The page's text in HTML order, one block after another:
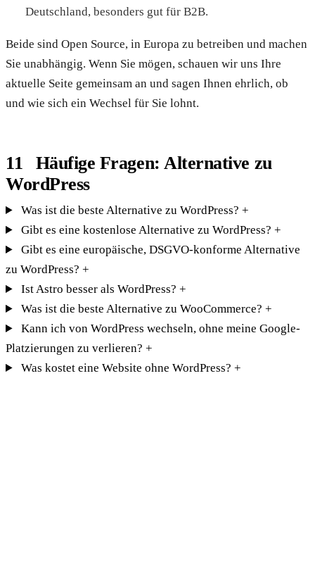
Deutschland, besonders gut für B2B.
Beide sind Open Source, in Europa zu betreiben und machen
Sie unabhängig. Wenn Sie mögen, schauen wir uns Ihre
aktuelle Seite gemeinsam an und sagen Ihnen ehrlich, ob
und wie sich ein Wechsel für Sie lohnt.
Häufige Fragen: Alternative zu
WordPress
Was ist die beste Alternative zu WordPress? +
Gibt es eine kostenlose Alternative zu WordPress? +
Gibt es eine europäische, DSGVO-konforme Alternative
zu WordPress? +
Ist Astro besser als WordPress? +
Was ist die beste Alternative zu WooCommerce? +
Kann ich von WordPress wechseln, ohne meine Google-
Platzierungen zu verlieren? +
Was kostet eine Website ohne WordPress? +